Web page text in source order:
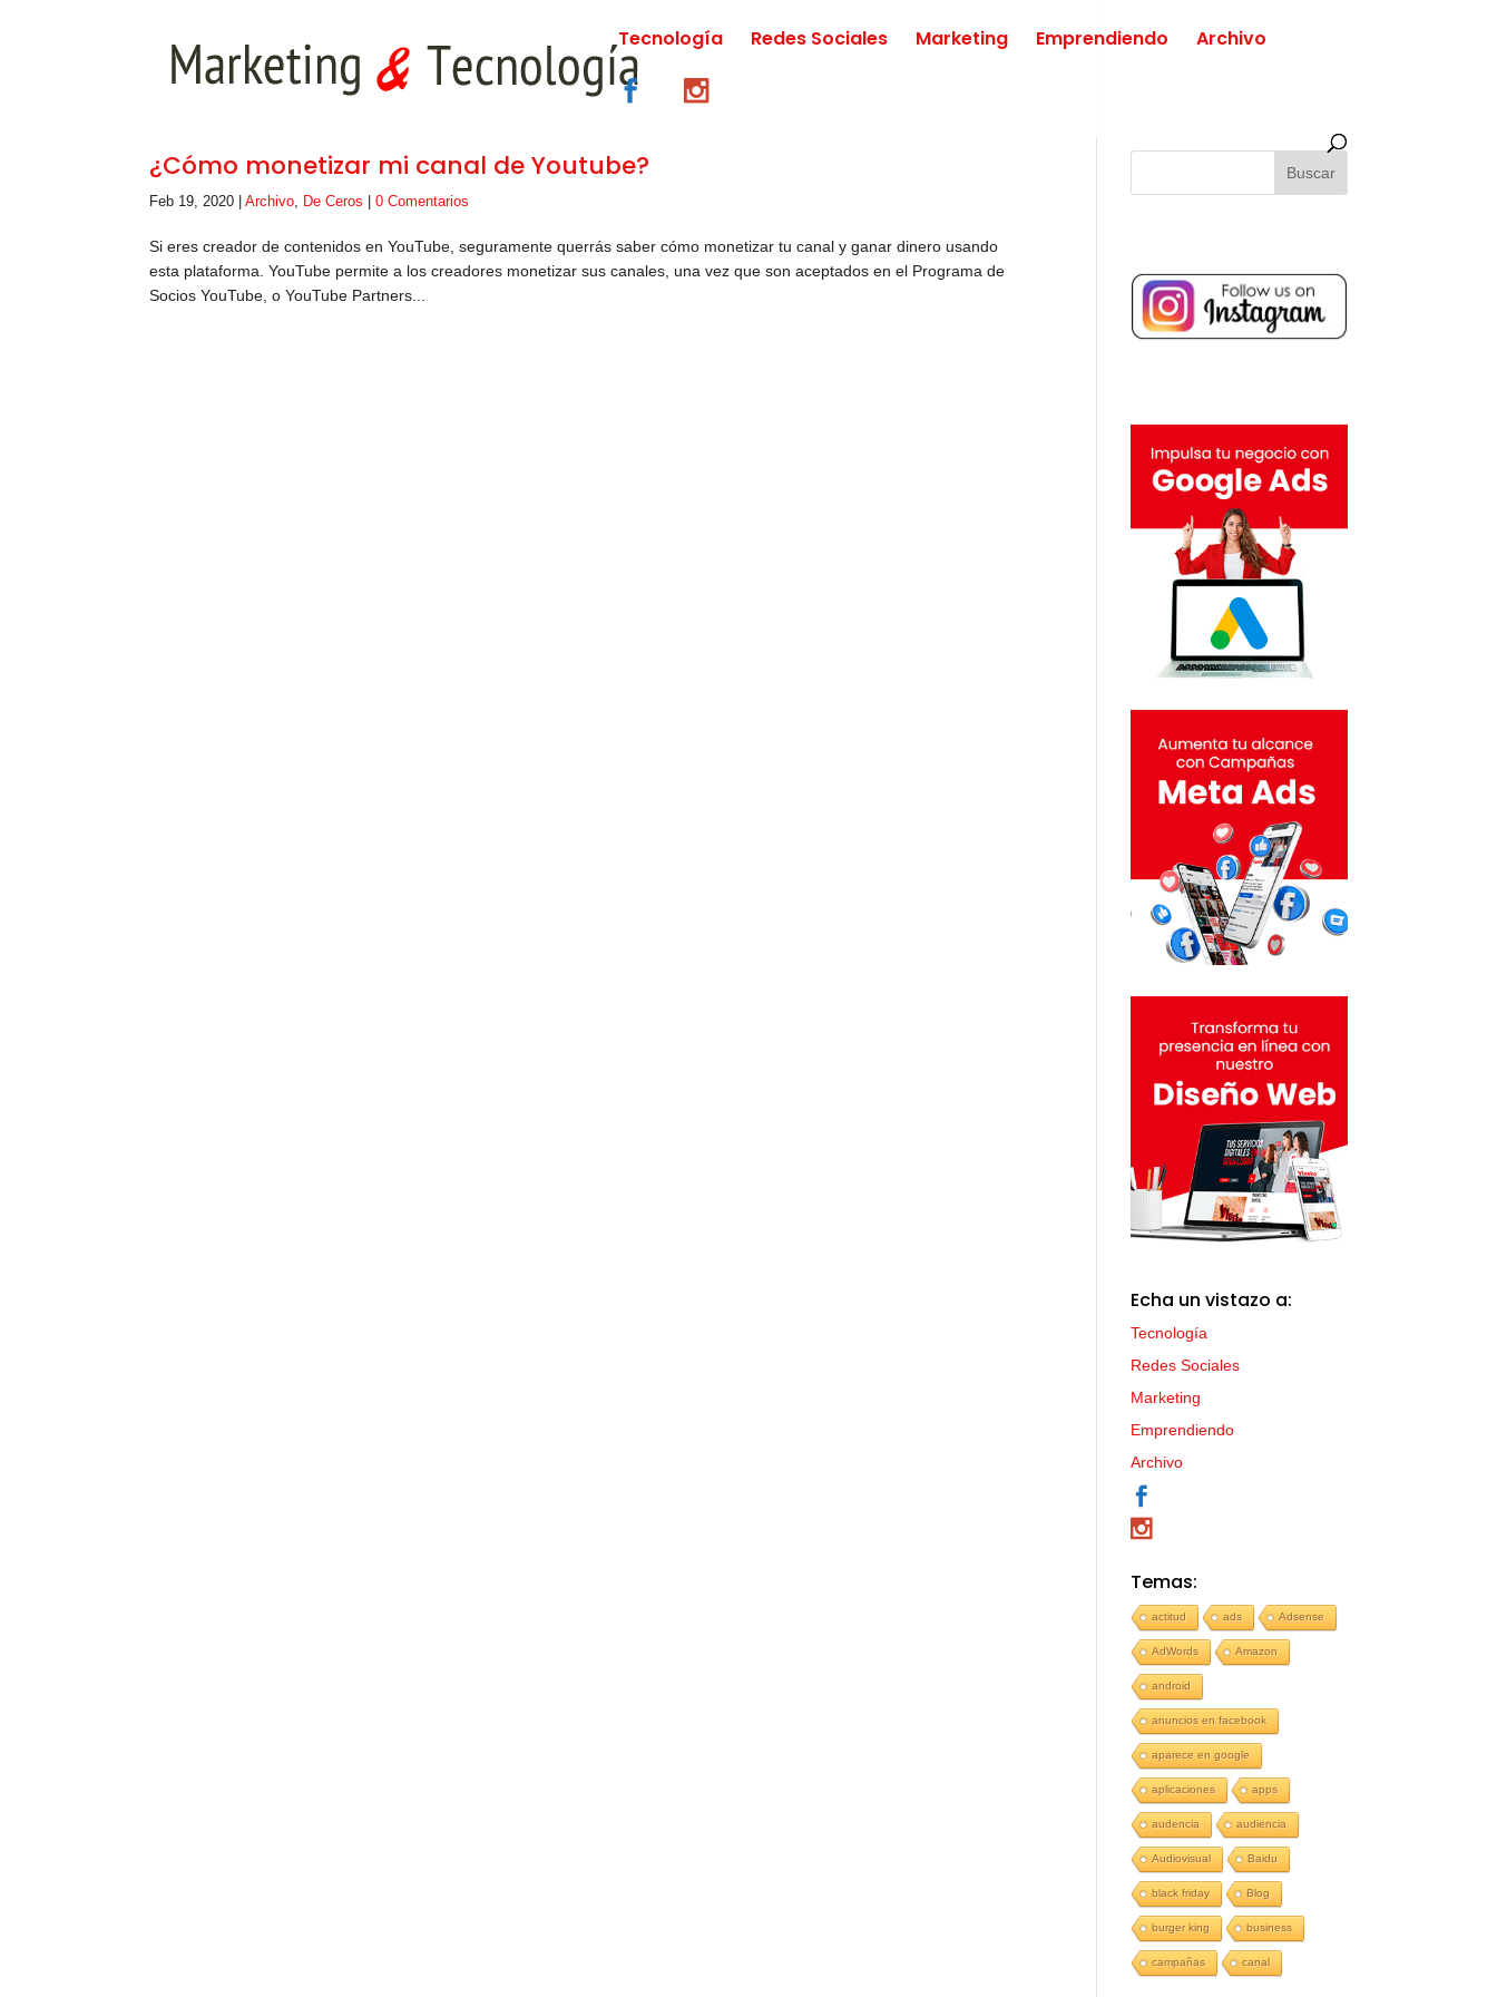
Tecnología Redes Sociales Marketing Emprendiendo Archivo
¿Cómo monetizar mi canal de Youtube?
Feb 19, 2020 |Archivo, De Ceros |0 Comentarios
Si eres creador de contenidos en YouTube, seguramente querrás saber cómo monetizar tu canal y ganar dinero usando
esta plataforma. YouTube permite a los creadores monetizar sus canales, una vez que son aceptados en el Programa de
Socios YouTube, o YouTube Partners...
Echa un vistazo a:
Tecnología
Redes Sociales
Marketing
Emprendiendo
Archivo
Temas:
actitud ads Adsense
AdWords Amazon
android
anuncios en facebook
aparece en google
aplicaciones apps
audencia audiencia
Audiovisual Baidu
black friday Blog
burger king business
campañas canal